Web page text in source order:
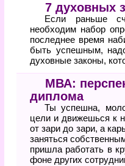
7 духовных
Если раньше
необходим набор
последнее время
быть успешным,
духовные законы,
МВА:
диплома
Ты успешна,
цели и движешься к
от зари до зари, а
заняться
пришла работать в
фоне других